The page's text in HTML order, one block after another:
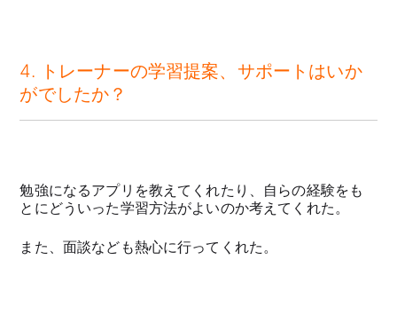
4. トレーナーの学習提案、サポートはいか
がでしたか？
勉強になるアプリを教えてくれたり、自らの経験をも
とにどういった学習方法がよいのか考えてくれた。
また、面談なども熱心に行ってくれた。